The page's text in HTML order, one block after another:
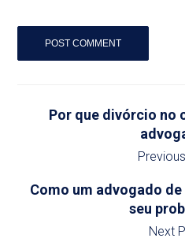
Por que divórcio no
Como um advogado
seu
Next